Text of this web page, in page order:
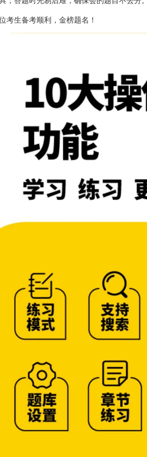
考生备考顺利，金榜题名！